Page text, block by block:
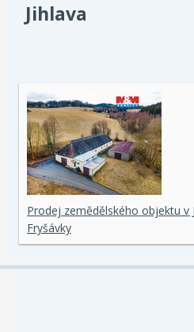
Jihlava
Prodej zemědělského objektu v
Fryšávky